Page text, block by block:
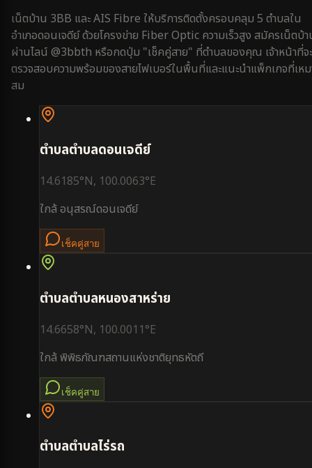
เน็ตบ้าน 3BB และ AIS Fibre ให้บริการติดตั้งครอบคลุม 5 ตำบลใน
อำเภอดอนเจดีย์ด้วยโครงข่าย Fiber Optic ความเร็วสูง สมัครเน็ตบ้
ผ่านไลน์ @3bbth หรือกดปุ่ม "เช็คคู่สาย" ที่ตำบลของคุณ เจ้าหน้าที่จะ
ตรวจสอบความพร้อมของสายไฟเบอร์ในพื้นที่และแนะนำแพ็กเกจที่เหม
สม
ตำบลตำบลดอนเจดีย์
14.6185°N, 100.0063°E
ใกล้อนุสรณ์ดอนเจดีย์
เช็คคู่สาย
ตำบลตำบลหนองสาหร่าย
14.6658°N, 100.0011°E
ใกล้พิพิธภัณฑสถานแห่งชาติยุทธหัตถี
เช็คคู่สาย
ตำบลตำบลไร่รถ